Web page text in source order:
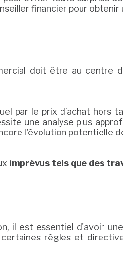
financier pour
doit être au centre
par le prix d’achat hors
une analyse plus
l'évolution potentielle
imprévus tels que des
il est essentiel d'avoir
règles et